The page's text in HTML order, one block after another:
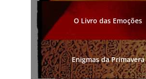
O Livro das Emoções
Enigmas da Primavera